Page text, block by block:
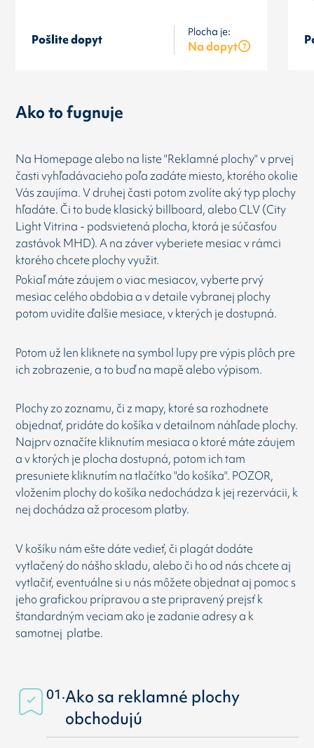
Pošlite dopyt
Plocha je:
Na dopyt
Ako to fugnuje
Na Homepage alebo na liste "Reklamné plochy" v prvej
časti vyhľadávacieho poľa zadáte miesto, ktorého okolie
Vás zaujíma. V druhej časti potom zvolíte aký typ plochy
hľadáte. Či to bude klasický billboard, alebo CLV (City
Light Vitrina - podsvietená plocha, ktorá je súčasťou
zastávok MHD). A na záver vyberiete mesiac v rámci
ktorého chcete plochy využit.
Pokiaľ máte záujem o viac mesiacov, vyberte prvý
mesiac celého obdobia a v detaile vybranej plochy
potom uvidíte ďalšie mesiace, v kterých je dostupná.
Potom už len kliknete na symbol lupy pre výpis plôch pre
ich zobrazenie, a to buď na mapě alebo výpisom.
Plochy zo zoznamu, či z mapy, ktoré sa rozhodnete
objednať, pridáte do košíka v detailnom náhľade plochy.
Najprv označíte kliknutím mesiaca o ktoré máte záujem
a v ktorých je plocha dostupná, potom ich tam
presuniete kliknutím na tlačítko "do košíka". POZOR,
vložením plochy do košíka nedochádza k jej rezervácii, k
nej dochádza až procesom platby.
V košíku nám ešte dáte vedieť, či plagát dodáte
vytlačený do nášho skladu, alebo či ho od nás chcete aj
vytlačiť, eventuálne si u nás môžete objednat aj pomoc s
jeho grafickou prípravou a ste pripravený prejsť k
štandardným veciam ako je zadanie adresy a k
samotnej platbe.
01.Ako sa reklamné plochy
obchodujú